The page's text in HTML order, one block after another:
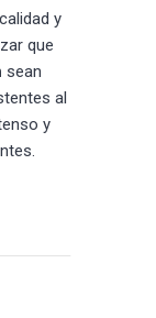
y
que
sean
al
y